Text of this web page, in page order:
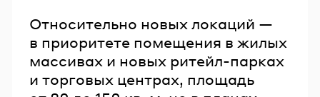
Относительно новых локаций —
в приоритете помещения в жилых
массивах и новых ритейл-парках
и торговых центрах, площадь